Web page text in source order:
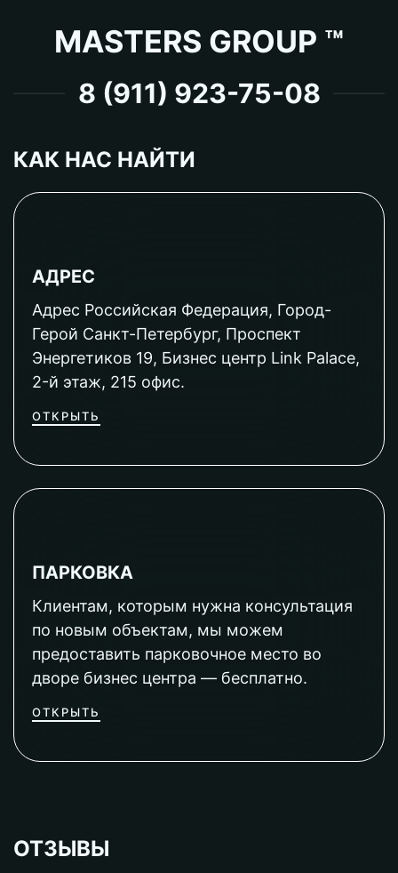
MASTERS GROUP ™
8 (911) 923-75-08
КАК НАС НАЙТИ
АДРЕС
Адрес Российская Федерация, Город-
Герой Санкт-Петербург, Проспект
Энергетиков 19, Бизнес центр Link Palace,
2-й этаж, 215 офис.
ОТКРЫТЬ
ПАРКОВКА
Клиентам, которым нужна консультация
по новым объектам, мы можем
предоставить парковочное место во
дворе бизнес центра — бесплатно.
ОТКРЫТЬ
ОТЗЫВЫ